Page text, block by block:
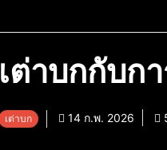
เต่าบกกับก
เต่าบก 14 ก.พ. 2026